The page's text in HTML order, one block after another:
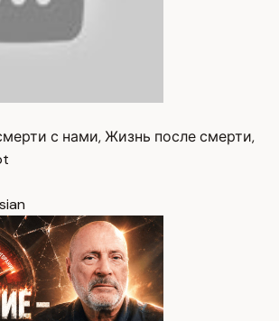
с нами, Жизнь после смерти,